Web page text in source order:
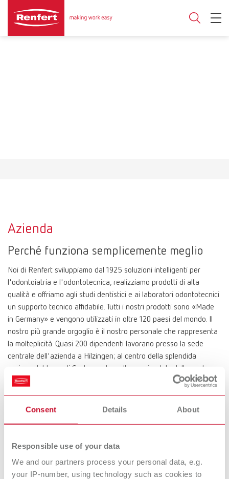
Consent Details About
Responsible use of your data
We and our partners process your personal data, e.g.
your IP-number, using technology such as cookies to
Azienda
Perché funziona semplicemente meglio
Noi di Renfert sviluppiamo dal 1925 soluzioni intelligenti per
l'odontoiatria e l'odontotecnica, realizziamo prodotti di alta
qualità e offriamo agli studi dentistici e ai laboratori odontotecnici
un supporto tecnico affidabile. Tutti i nostri prodotti sono «Made
in Germany» e vengono utilizzati in oltre 120 paesi del mondo. Il
nostro più grande orgoglio è il nostro personale che rappresenta
la molteplicità. Quasi 200 dipendenti lavorano presso la sede
centrale dell'azienda a Hilzingen; al centro della splendida
regione del Lago di Costanza. La cultura aziendale della nostra
società a conduzione proprietaria è caratterizzata da flessibilità,
attenzione alla famiglia e da una filosofia responsabile orientata
al futuro. Promuoviamo il lavoro indipendente, lo spirito di squadra
rendere i processi di lavoro nei laboratori odontotecnici e negli
nostro motto «making work easy».